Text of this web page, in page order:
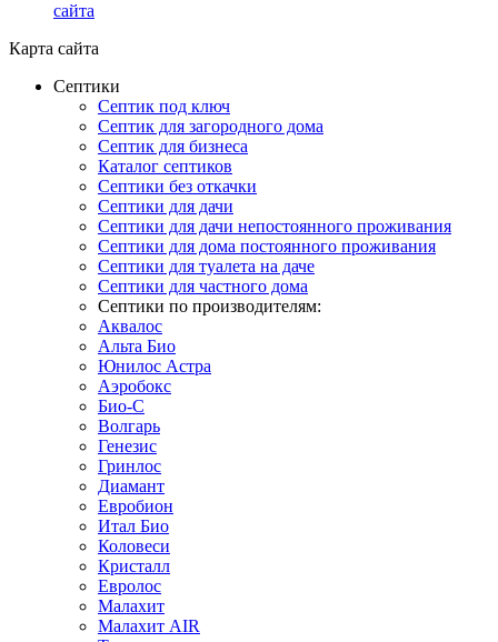
сайта
Карта сайта
Септики
Септик под ключ
Септик для загородного дома
Септик для бизнеса
Каталог септиков
Септики без откачки
Септики для дачи
Септики для дачи непостоянного проживания
Септики для дома постоянного проживания
Септики для туалета на даче
Септики для частного дома
Септики по производителям:
Аквалос
Альта Био
Юнилос Астра
Аэробокс
Био-С
Волгарь
Генезис
Гринлос
Диамант
Евробион
Итал Био
Коловеси
Кристалл
Евролос
Малахит
Малахит AIR